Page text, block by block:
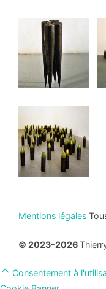
Mentions légales
© 2023-2026
Scroll
Consentement à